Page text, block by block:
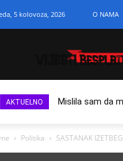
5 kolovoza, 2026 O NAMA
AKTUELNO Mislila sam da
Politika SASTANAK